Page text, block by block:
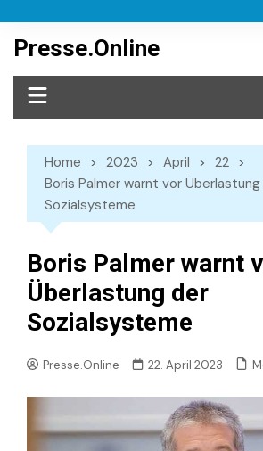
content
Presse.Online
Home 2023 April
22
Boris Palmer warnt vor
Sozialsysteme
Boris Palmer warnt
Überlastung der
Sozialsysteme
Presse.Online 22. April 2023